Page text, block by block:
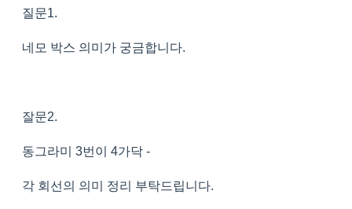
질문1.
네모 박스 의미가 궁금합니다.
잘문2.
동그라미 3번이 4가닥 -
각 회선의 의미 정리 부탁드립니다.